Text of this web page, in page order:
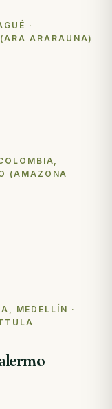
·
ARARAUNA)
(AMAZONA
MEDELLÍN ·